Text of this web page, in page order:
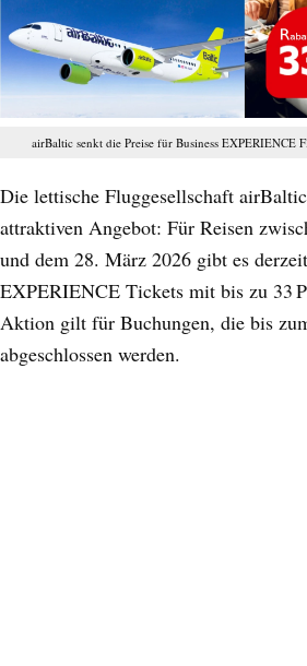
airBaltic senkt die Preise für Business EXPERIENCE
Die lettische Fluggesellschaft
attraktiven Angebot: Für Reisen
und dem 28. März 2026 gibt es
EXPERIENCE Tickets mit bis zu 33
Aktion gilt für Buchungen, die bis
abgeschlossen werden.